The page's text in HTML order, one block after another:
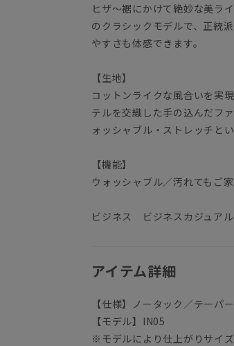
ヒザ～裾にかけて絶妙な美ラ
のクラシックモデルで、正統
やすさも体感できます。
【生地】
コットンライクな風合いを実
テルを交織した手の込んだフ
ォッシャブル・ストレッチと
【機能】
ウォッシャブル／汚れてもご
ビジネス ビジネスカジュア
アイテム詳細
【仕様】ノータック／テーパ
【モデル】IN05
※モデルにより仕上がりサイ